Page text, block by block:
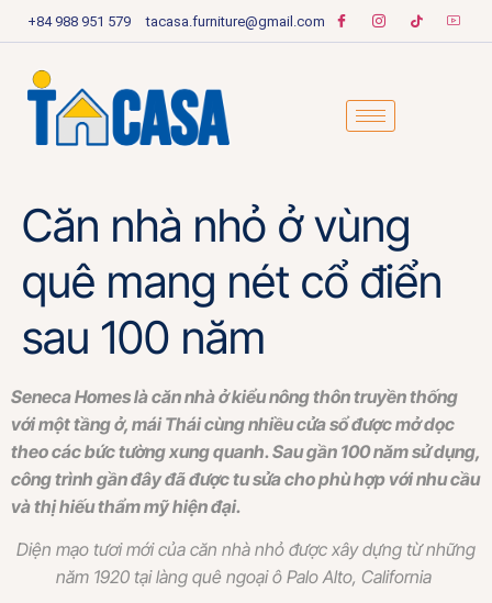
+84 988 951 579 tacasa.furniture@gmail.com
Căn nhà nhỏ ở vùng
quê mang nét cổ điển
sau 100 năm
Seneca Homes là căn nhà ở kiểu nông thôn truyền thống
với một tầng ở, mái Thái cùng nhiều cửa sổ được mở dọc
theo các bức tường xung quanh. Sau gần 100 năm sử dụng,
công trình gần đây đã được tu sửa cho phù hợp với nhu cầu
và thị hiếu thẩm mỹ hiện đại.
Diện mạo tươi mới của căn nhà nhỏ được xây dựng từ những
năm 1920 tại làng quê ngoại ô Palo Alto, California